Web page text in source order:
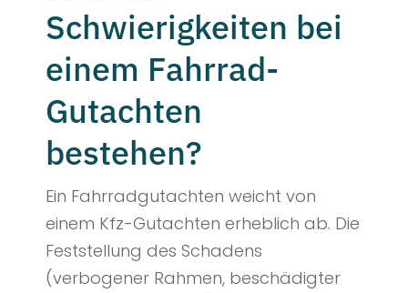
Schwierigkeiten bei
einem Fahrrad-
Gutachten
bestehen?
Ein Fahrradgutachten weicht von
einem Kfz-Gutachten erheblich ab. Die
Feststellung des Schadens
(verbogener Rahmen, beschädigter